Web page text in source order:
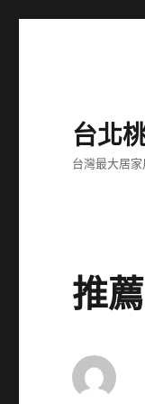
台北
台灣最大居
推